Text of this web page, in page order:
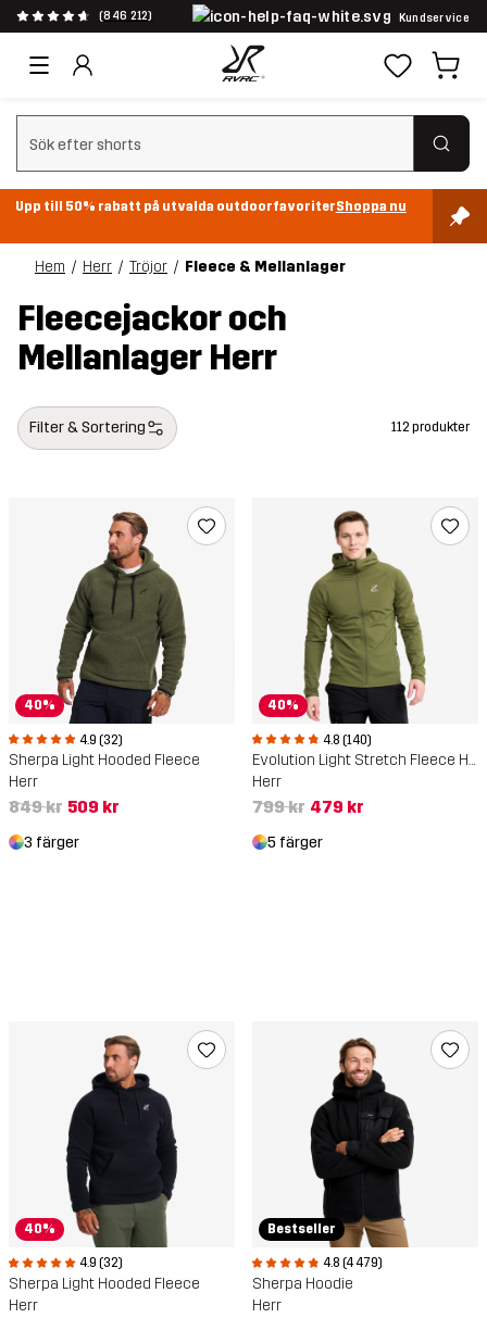
(846 212) Kundservice
Rensa sök
Upp till 50% rabatt på utvalda outdoorfavoriterShoppa nu
Hem Herr Tröjor Fleece & Mellanlager
Fleecejackor och
Mellanlager Herr
Filter & Sortering 112 produkter
40%
4.9 (32)
Sherpa Light Hooded Fleece
Herr
849 kr 509 kr
3 färger
40%
4.8 (140)
Evolution Light Stretch Fleece Hoodie
Herr
799 kr 479 kr
5 färger
40%
4.9 (32)
Sherpa Light Hooded Fleece
Herr
Bestseller
4.8 (4 479)
Sherpa Hoodie
Herr